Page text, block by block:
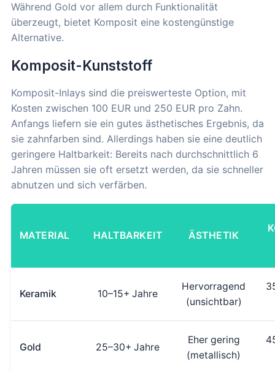
Während Gold vor allem durch Funktionalität
überzeugt, bietet Komposit eine kostengünstige
Alternative.
Komposit-Kunststoff
Komposit-Inlays sind die preiswerteste Option, mit
Kosten zwischen 100 EUR und 250 EUR pro Zahn.
Anfangs liefern sie ein gutes ästhetisches Ergebnis, da
sie zahnfarben sind. Allerdings haben sie eine deutlich
geringere Haltbarkeit: Bereits nach durchschnittlich 6
Jahren müssen sie oft ersetzt werden, da sie schneller
abnutzen und sich verfärben.
MATERIAL HALTBARKEIT ÄSTHETIK
Keramik 10–15+ Jahre
Hervorragend
(unsichtbar)
Gold 25–30+ Jahre
Eher gering
(metallisch)